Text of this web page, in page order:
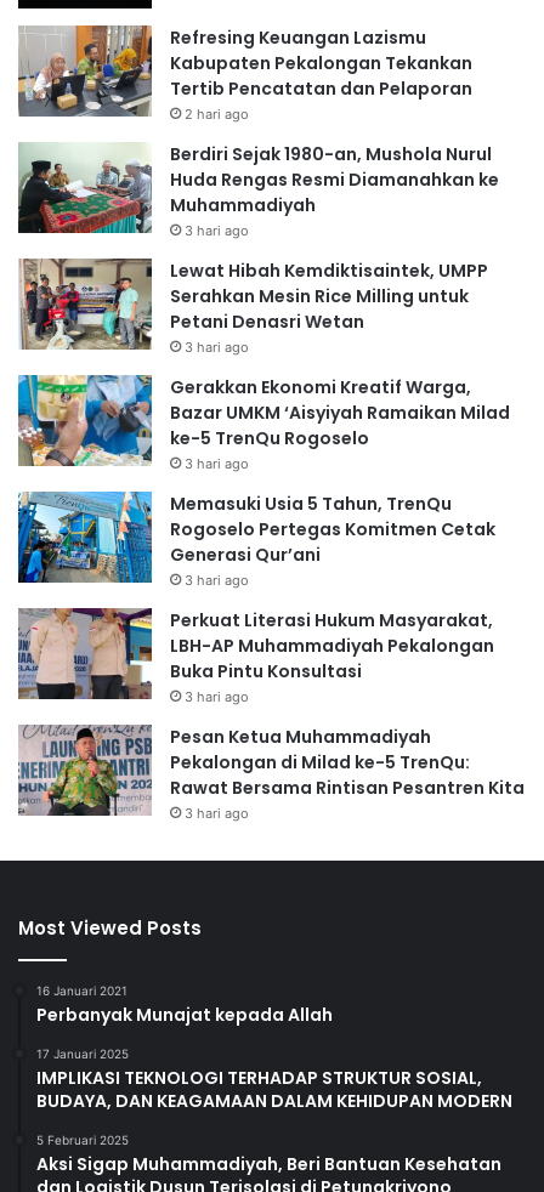
Refresing Keuangan Lazismu
Kabupaten Pekalongan Tekankan
Tertib Pencatatan dan Pelaporan
2 hari ago
Berdiri Sejak 1980-an, Mushola Nurul
Huda Rengas Resmi Diamanahkan ke
Muhammadiyah
3 hari ago
Lewat Hibah Kemdiktisaintek, UMPP
Serahkan Mesin Rice Milling untuk
Petani Denasri Wetan
3 hari ago
Gerakkan Ekonomi Kreatif Warga,
Bazar UMKM ‘Aisyiyah Ramaikan Milad
ke-5 TrenQu Rogoselo
3 hari ago
Memasuki Usia 5 Tahun, TrenQu
Rogoselo Pertegas Komitmen Cetak
Generasi Qur’ani
3 hari ago
Perkuat Literasi Hukum Masyarakat,
LBH-AP Muhammadiyah Pekalongan
Buka Pintu Konsultasi
3 hari ago
Pesan Ketua Muhammadiyah
Pekalongan di Milad ke-5 TrenQu:
Rawat Bersama Rintisan Pesantren Kita
3 hari ago
Most Viewed Posts
16 Januari 2021
Perbanyak Munajat kepada Allah
17 Januari 2025
IMPLIKASI TEKNOLOGI TERHADAP STRUKTUR SOSIAL,
BUDAYA, DAN KEAGAMAAN DALAM KEHIDUPAN MODERN
5 Februari 2025
Aksi Sigap Muhammadiyah, Beri Bantuan Kesehatan
dan Logistik Dusun Terisolasi di Petungkriyono